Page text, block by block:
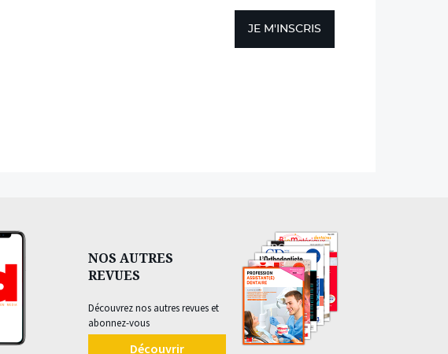
JE M'INSCRIS
NOS AUTRES
REVUES
Découvrez nos autres revues et
abonnez-vous
Découvrir